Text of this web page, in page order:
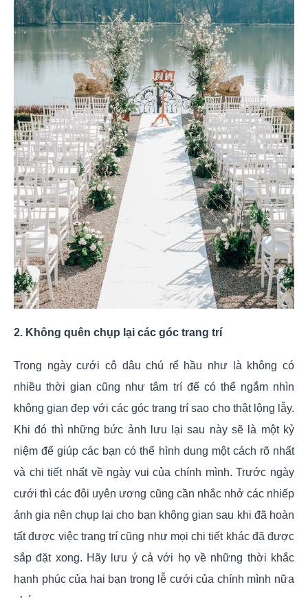
2. Không quên chụp lại các góc trang trí
Trong ngày cưới cô dâu chú rể hầu như là không có
nhiều thời gian cũng như tâm trí để có thể ngắm nhìn
không gian đẹp với các góc trang trí sao cho thật lộng lẫy.
Khi đó thì những bức ảnh lưu lại sau này sẽ là một kỷ
niệm để giúp các bạn có thể hình dung một cách rõ nhất
và chi tiết nhất về ngày vui của chính mình. Trước ngày
cưới thì các đôi uyên ương cũng cần nhắc nhở các nhiếp
ảnh gia nên chụp lại cho bạn không gian sau khi đã hoàn
tất được việc trang trí cũng như mọi chi tiết khác đã được
sắp đặt xong. Hãy lưu ý cả với họ về những thời khắc
hạnh phúc của hai bạn trong lễ cưới của chính mình nữa